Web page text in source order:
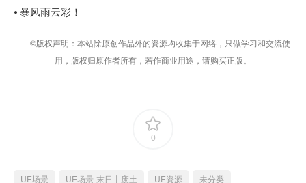
⦁ 暴风雨云彩！
©版权声明：本站除原创作品外的资源均收集于网络，只做学习和交流使
用，版权归原作者所有，若作商业用途，请购买正版。
0
UE场景 UE场景-末日丨废土 UE资源 未分类